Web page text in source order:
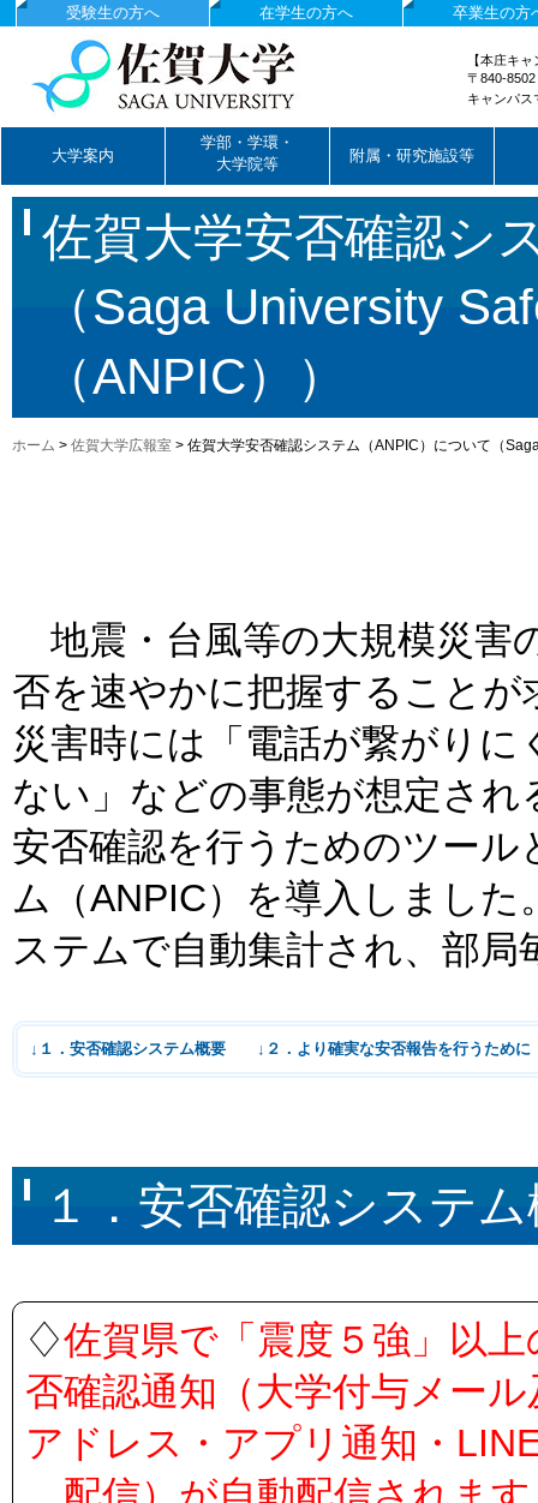
卒業生の方
在学生の方へ
受験生の方へ
国立大学法人佐賀大学
【本庄キ
〒840-
キャンパ
大学案内
学部・学環・
大学院等
附属・研究施設等
佐賀大学安否確認シ
（Saga University
（ANPIC））
ホーム > 佐賀大学広報室 > 佐賀大学安否確認システム（ANPIC）について（
地震・台風等の大規模災害
否を速やかに把握すること
災害時には「電話が繋がり
ない」などの事態が想定さ
安否確認を行うためのツー
ム（ANPIC）を導入しまし
ステムで自動集計され、部
↓１．安否確認システム概要 ↓２．より確実な安否報告を行うために
１．安否確認システ
♢佐賀県で「震度５強」以
否確認通知（大学付与メー
アドレス・アプリ通知・